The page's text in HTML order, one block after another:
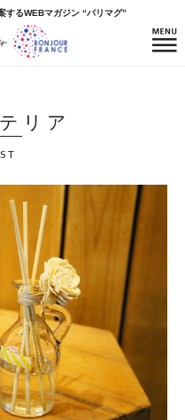
するWEBマガジン “パリマグ”
リア